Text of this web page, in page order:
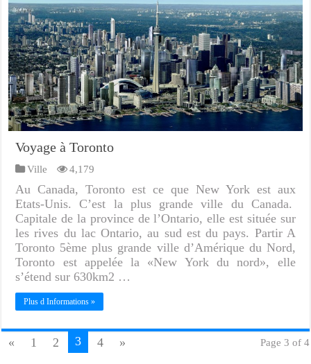
Voyage à Toronto
Ville 4,179
Au Canada, Toronto est ce que New York est aux
Etats-Unis. C’est la plus grande ville du Canada.
Capitale de la province de l’Ontario, elle est située sur
les rives du lac Ontario, au sud est du pays. Partir A
Toronto 5ème plus grande ville d’Amérique du Nord,
Toronto est appelée la «New York du nord», elle
s’étend sur 630km2 …
Plus d Informations »
Page 3 of 4
« 1 2 3 4 »